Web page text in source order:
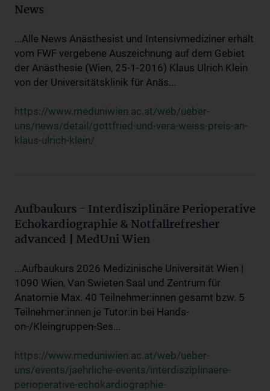
News
...Alle News Anästhesist und Intensivmediziner erhält
vom FWF vergebene Auszeichnung auf dem Gebiet
der Anästhesie (Wien, 25-1-2016) Klaus Ulrich Klein
von der Universitätsklinik für Anäs...
https://www.meduniwien.ac.at/web/ueber-
uns/news/detail/gottfried-und-vera-weiss-preis-an-
klaus-ulrich-klein/
Aufbaukurs - Interdisziplinäre Perioperative
Echokardiographie & Notfallrefresher
advanced | MedUni Wien
...Aufbaukurs 2026 Medizinische Universität Wien |
1090 Wien, Van Swieten Saal und Zentrum für
Anatomie Max. 40 Teilnehmer:innen gesamt bzw. 5
Teilnehmer:innen je Tutor:in bei Hands-
on-/Kleingruppen-Ses...
https://www.meduniwien.ac.at/web/ueber-
uns/events/jaehrliche-events/interdisziplinaere-
perioperative-echokardiographie-